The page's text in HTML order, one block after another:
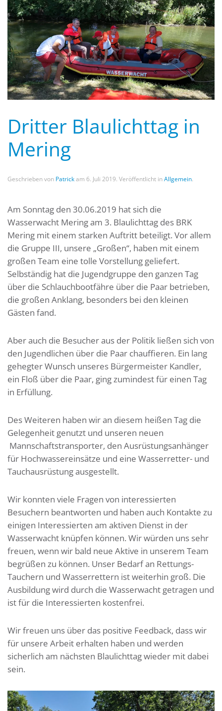
Dritter Blaulichttag in
Mering
Geschrieben von Patrickam 6. Juli 2019. Veröffentlicht inAllgemein.
Am Sonntag den 30.06.2019 hat sich die
Wasserwacht Mering am 3. Blaulichttag des BRK
Mering mit einem starken Auftritt beteiligt. Vor allem
die Gruppe III, unsere „Großen“, haben mit einem
großen Team eine tolle Vorstellung geliefert.
Selbständig hat die Jugendgruppe den ganzen Tag
über die Schlauchbootfähre über die Paar betrieben,
die großen Anklang, besonders bei den kleinen
Gästen fand.
Aber auch die Besucher aus der Politik ließen sich von
den Jugendlichen über die Paar chauffieren. Ein lang
gehegter Wunsch unseres Bürgermeister Kandler,
ein Floß über die Paar, ging zumindest für einen Tag
in Erfüllung.
Des Weiteren haben wir an diesem heißen Tag die
Gelegenheit genutzt und unseren neuen
Mannschaftstransporter, den Ausrüstungsanhänger
für Hochwassereinsätze und eine Wasserretter- und
Tauchausrüstung ausgestellt.
Wir konnten viele Fragen von interessierten
Besuchern beantworten und haben auch Kontakte zu
einigen Interessierten am aktiven Dienst in der
Wasserwacht knüpfen können. Wir würden uns sehr
freuen, wenn wir bald neue Aktive in unserem Team
begrüßen zu können. Unser Bedarf an Rettungs-
Tauchern und Wasserrettern ist weiterhin groß. Die
Ausbildung wird durch die Wasserwacht getragen und
ist für die Interessierten kostenfrei.
Wir freuen uns über das positive Feedback, dass wir
für unsere Arbeit erhalten haben und werden
sicherlich am nächsten Blaulichttag wieder mit dabei
sein.